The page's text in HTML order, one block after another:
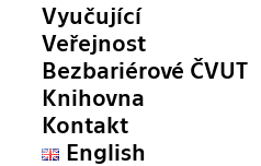
Vyučující
Veřejnost
Bezbariérové ČVUT
Knihovna
Kontakt
English